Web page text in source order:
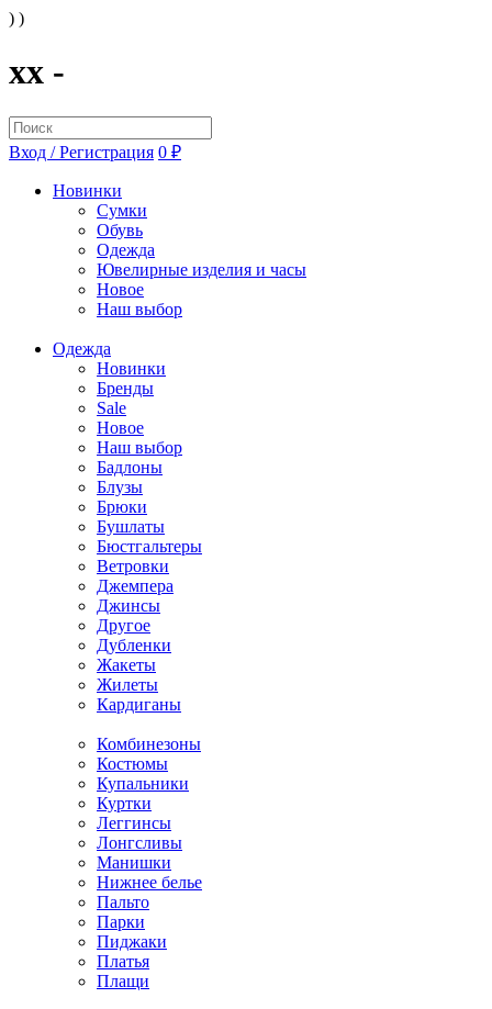
) )
xx -
Вход / Регистрация 0 ₽
Новинки
Сумки
Обувь
Одежда
Ювелирные изделия и часы
Новое
Наш выбор
Одежда
Новинки
Бренды
Sale
Новое
Наш выбор
Бадлоны
Блузы
Брюки
Бушлаты
Бюстгальтеры
Ветровки
Джемпера
Джинсы
Другое
Дубленки
Жакеты
Жилеты
Кардиганы
Комбинезоны
Костюмы
Купальники
Куртки
Леггинсы
Лонгсливы
Манишки
Нижнее белье
Пальто
Парки
Пиджаки
Платья
Плащи